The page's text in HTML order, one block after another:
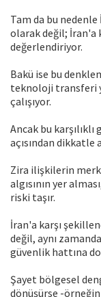
Tam da bu
olarak değil; İran'a
değerlendiriyor.
Bakü ise bu
teknoloji transferi
çalışıyor.
Ancak bu
açısından dikkatle
Zira ilişkilerin
algısının yer
riski taşır.
İran'a karşı
değil, aynı
güvenlik hattına
Şayet bölgesel
dönüşürse -